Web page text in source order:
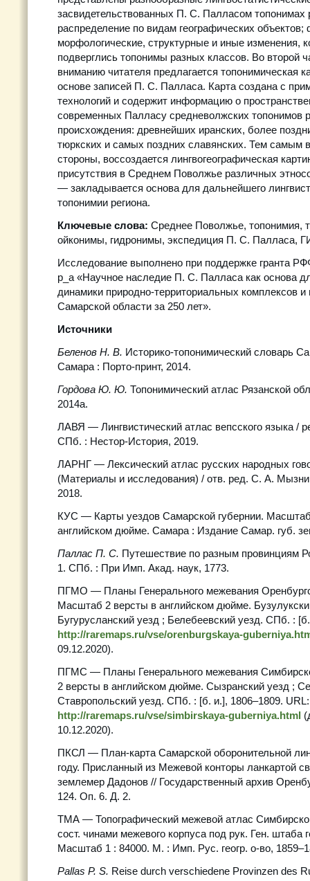
засвидетельствованных П. С. Палласом топонимах
распределение по видам географических объектов;
морфологические, структурные и иные изменения,
подверглись топонимы разных классов. Во второй
вниманию читателя предлагается топонимическая
основе записей П. С. Палласа. Карта создана с
технологий и содержит информацию о
современных Палласу средневолжских топонимов
происхождения: древнейших иранских, более
тюркских и самых поздних славянских. Тем самым
стороны, воссоздается лингвогеографическая
присутствия в Среднем Поволжье различных
— закладывается основа для дальнейшего
топонимии региона.
Ключевые слова: Среднее Поволжье, топонимия,
ойконимы, гидронимы, экспедиция П. С. Палласа,
Исследование выполнено при поддержке гранта
р_а «Научное наследие П. С. Палласа как основа
динамики природно-территориальных комплексов
Самарской области за 250 лет».
Источники
Беленов Н. В. Историко-топонимический словарь
Самара : Порто-принт, 2014.
Гордова Ю. Ю. Топонимический атлас Рязанской
2014а.
ЛАВЯ — Лингвистический атлас вепсского языка /
СПб. : Нестор-История, 2019.
ЛАРНГ — Лексический атлас русских народных
(Материалы и исследования) / отв. ред. С. А.
2018.
КУС — Карты уездов Самарской губернии.
английском дюйме. Самара : Издание Самар. губ.
Паллас П. С. Путешествие по разным провинциям
1. СПб. : При Имп. Акад. наук, 1773.
ПГМО — Планы Генерального межевания
Масштаб 2 версты в английском дюйме.
Бугурусланский уезд ; Белебеевский уезд. СПб. :
http://raremaps.ru/vse/orenburgskaya-
09.12.2020).
ПГМС — Планы Генерального межевания
2 версты в английском дюйме. Сызранский уезд ;
Ставропольский уезд. СПб. : [б. и.], 1806–1809. URL:
http://raremaps.ru/vse/simbirskaya-guberniya.html
10.12.2020).
ПКСЛ — План-карта Самарской оборонительной
году. Присланный из Межевой конторы ланкартой
землемер Дадонов // Государственный архив
124. Оп. 6. Д. 2.
ТМА — Топографический межевой атлас
сост. чинами межевого корпуса под рук. Ген.
Масштаб 1 : 84000. М. : Имп. Рус. геогр. о-во,
Pallas P. S. Reise durch verschiedene Provinzen des